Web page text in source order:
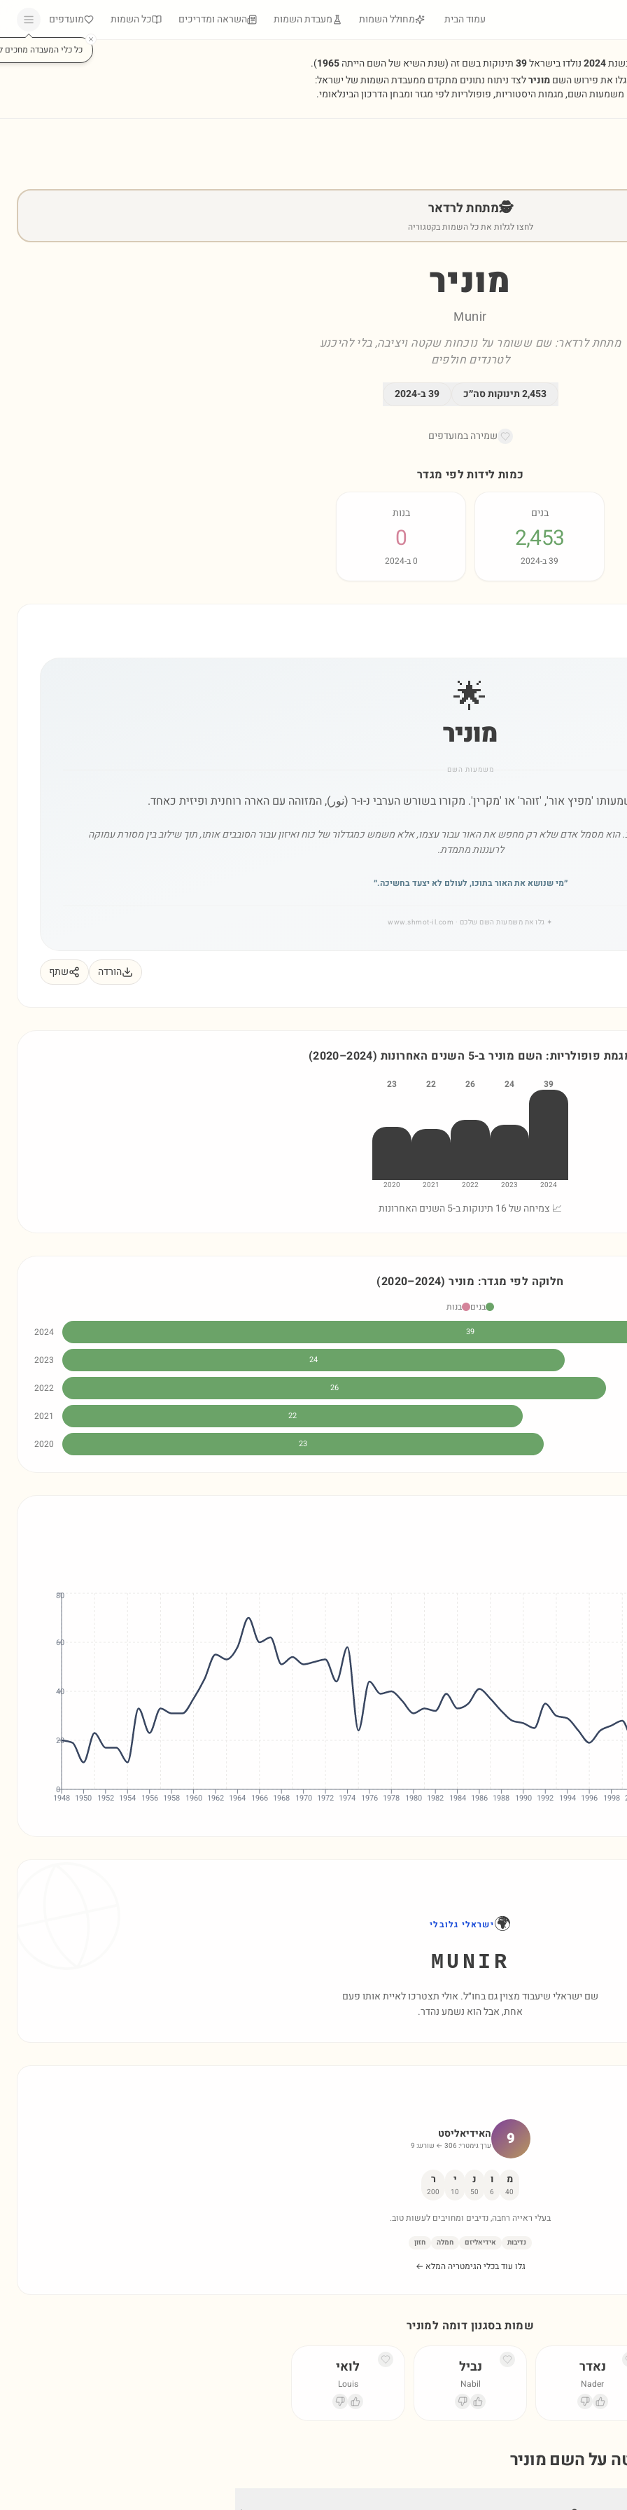
עמוד הבית מחולל השמות מעבדת השמות השראה ומדריכים כל השמות מועדפים
כל כלי המעבדה מחכים
2024נולדו בישראל39תינוקות בשם זה (שנת השיא של השם הייתה1965
).
גלו את פירוש השםמונירלצד ניתוח נתונים מתקדם ממעבדת השמות של ישראל:
משמעות השם, מגמות היסטוריות, פופולריות לפי מגזר ומבחן הדרכון הבינלאומי.
🕵️מתחת לרדאר
לחצו לגלות את כל השמות בקטגוריה
מוניר
Munir
מתחת לרדאר: שם ששומר על נוכחות שקטה ויציבה, בלי להיכנע
לטרנדים חולפים
2,453תינוקות סה״כ 39ב-2024
שמירה במועדפים
כמות לידות לפי מגדר
בנים
2,453
39ב-2024
בנות
0
0ב-2024
🌟
מוניר
משמעות השם
'מפיץ אור', 'זוהר' או 'מקרין'. מקורו בשורש הערבי נ-ו-ר (نور), המזוהה עם הארה רוחנית ופיזית כאחד.
הוא מסמל אדם שלא רק מחפש את האור עבור עצמו, אלא משמש כמגדלור של כוח ואיזון עבור הסובבים אותו, תוך שילוב בין מסורת עמוקה
לרעננות מתמדת.
״מי שנושא את האור בתוכו, לעולם לא יצעד בחשיכה.״
✦ גלו את משמעות השם שלכם · www.shmot-il.com
הורדה שתף
פופולריות: השם מונירב-5 השנים האחרונות (2020–2024)
39
2024
24
2023
26
2022
22
2021
23
2020
📈 צמיחה של 16 תינוקות ב-5 השנים האחרונות
חלוקה לפי מגדר: מוניר (2020–2024)
בנים
בנות
2024
39
2023 24
2022 26
2021 22
2020 23
1948 1950 1952 1954 1956 1958 1960 1962 1964 1966 1968 1970 1972 1974 1976 1978 1980 1982 1984 1986 1988 1990 1992 1994 1996 1998
0
20
40
60
80
🌍ישראלי גלובלי
MUNIR
שם ישראלי שיעבוד מצוין גם בחו״ל. אולי תצטרכו לאיית אותו פעם
אחת, אבל הוא נשמע נהדר.
9 האידיאליסט
ערך גימטרי: 306 ← שורש: 9
מ
40
ו
6
נ
50
י
10
ר
200
בעלי ראייה רחבה, נדיבים ומחויבים לעשות טוב.
נדיבות אידיאליזם חמלה חזון
גלו עוד בכלי הגימטריה המלא ←
שמות בסגנון דומה למוניר
נאדר
Nader
נביל
Nabil
לואי
Louis
על השם מוניר